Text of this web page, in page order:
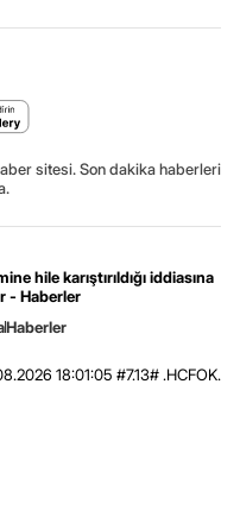
sitesi. Son dakika haberleri
hile karıştırıldığı iddiasına
- Haberler
Haberler
18:01:05 #7.13# .HCFOK.